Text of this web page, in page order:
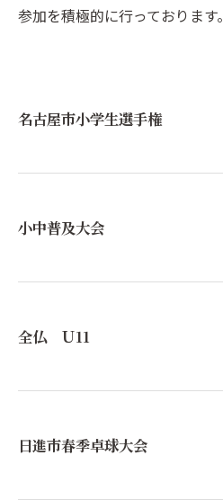
参加を積極的に行っております。
名古屋市小学生選手権
小中普及大会
全仏 Ｕ11
日進市春季卓球大会